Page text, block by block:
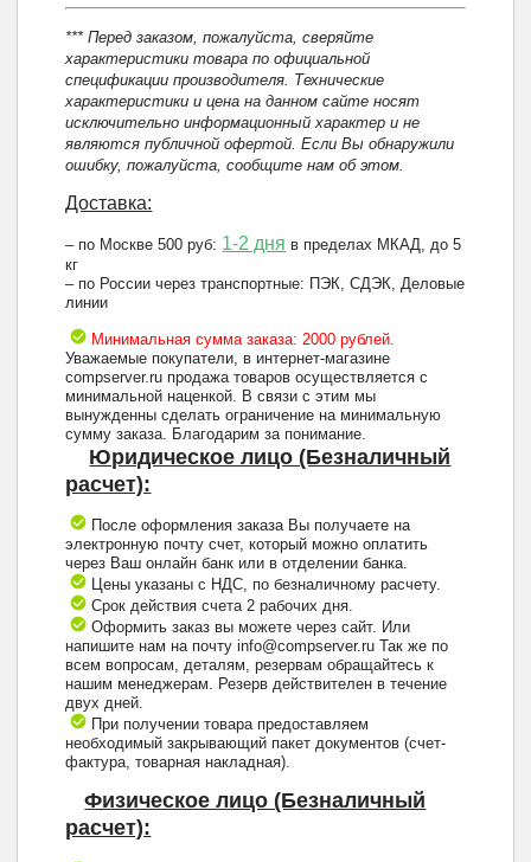
*** Перед заказом, пожалуйста, сверяйте
характеристики товара по официальной
спецификации производителя. Технические
характеристики и цена на данном сайте носят
исключительно информационный характер и не
являются публичной офертой. Если Вы обнаружили
ошибку, пожалуйста, сообщите нам об этом.
Доставка:
– по Москве 500 руб: 1-2 дня в пределах МКАД, до 5
кг
– по России через транспортные: ПЭК, СДЭК, Деловые
линии
Минимальная сумма заказа: 2000 рублей.
Уважаемые покупатели, в интернет-магазине
compserver.ru продажа товаров осуществляется с
минимальной наценкой. В связи с этим мы
вынужденны сделать ограничение на минимальную
сумму заказа. Благодарим за понимание.
Юридическое лицо (Безналичный
расчет):
После оформления заказа Вы получаете на
электронную почту счет, который можно оплатить
через Ваш онлайн банк или в отделении банка.
Цены указаны с НДС, по безналичному расчету.
Срок действия счета 2 рабочих дня.
Оформить заказ вы можете через сайт. Или
напишите нам на почту info@compserver.ru Так же по
всем вопросам, деталям, резервам обращайтесь к
нашим менеджерам. Резерв действителен в течение
двух дней.
При получении товара предоставляем
необходимый закрывающий пакет документов (счет-
фактура, товарная накладная).
Физическое лицо (Безналичный
расчет):